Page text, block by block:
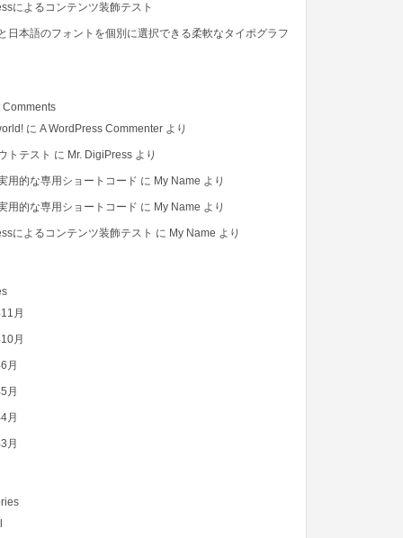
によるコンテンツ装飾テスト
日本語のフォントを個別に選択できる柔軟なタイポグラフ
Comments
に A WordPress Commenter より
トテスト に Mr. DigiPress より
用的な専用ショートコード に My Name より
用的な専用ショートコード に My Name より
によるコンテンツ装飾テスト に My Name より
月
月
月
月
月
月